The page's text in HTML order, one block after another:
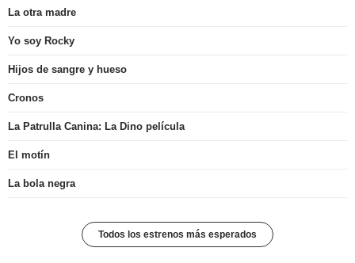
La otra madre
Yo soy Rocky
Hijos de sangre y hueso
Cronos
La Patrulla Canina: La Dino película
El motín
La bola negra
Todos los estrenos más esperados